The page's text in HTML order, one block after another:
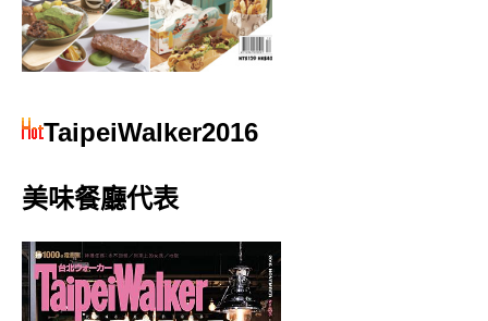
TaipeiWalker2016
美味餐廳代表